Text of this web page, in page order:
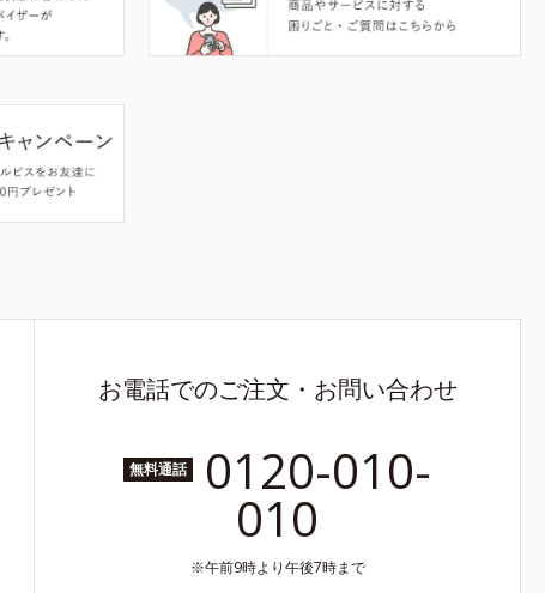
お電話でのご注文・お問い合わせ
無料通話 0120-010-
010
午前9時より午後7時まで